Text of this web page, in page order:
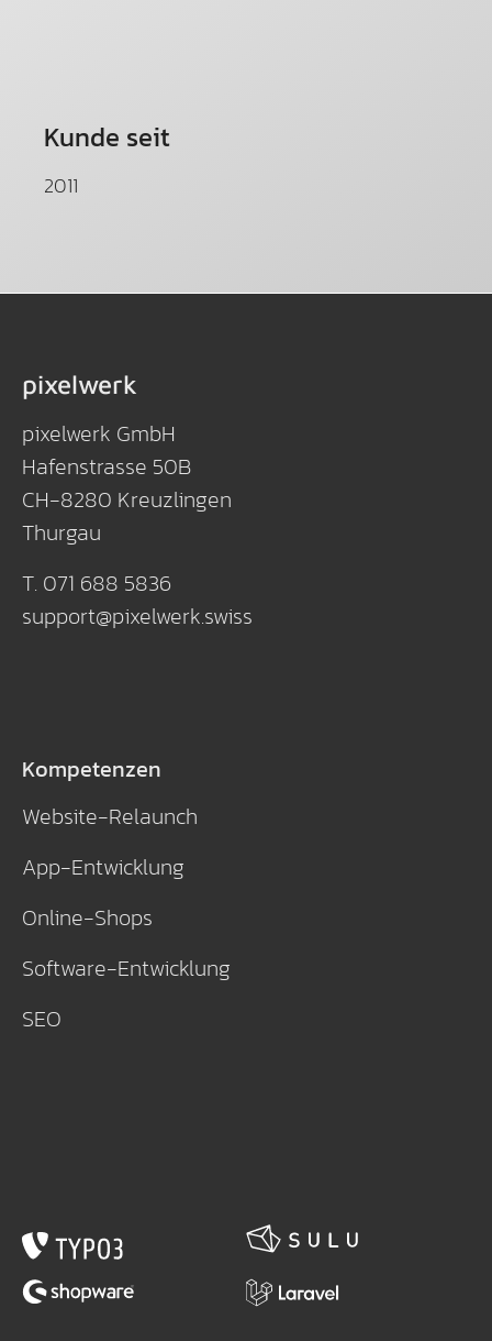
Kunde seit
2011
pixelwerk
pixelwerk GmbH
Hafenstrasse 50B
CH-8280 Kreuzlingen
Thurgau
T. 071 688 5836
support@pixelwerk.swiss
Kompetenzen
Website-Relaunch
App-Entwicklung
Online-Shops
Software-Entwicklung
SEO